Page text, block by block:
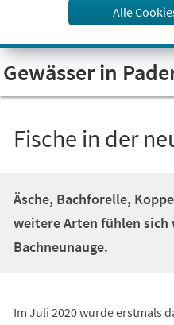
Visuelle
Assistenzsoftware
öffnen.
Alle
Gewässer in
Fische in der
Äsche, Bachforelle,
weitere Arten fühlen sich
Bachneunauge.
Im Juli 2020 wurde erstmals